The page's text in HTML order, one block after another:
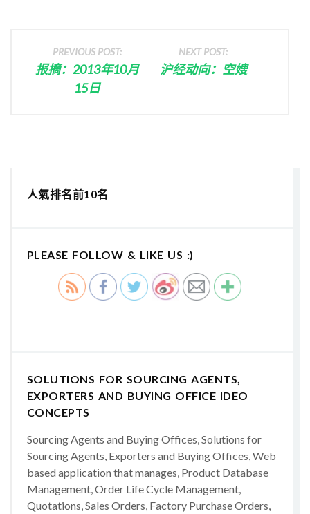
PREVIOUS POST:
报摘：2013年10月
15日
NEXT POST:
沪经动向：空嫂
人氣排名前10名
PLEASE FOLLOW & LIKE US :)
SOLUTIONS FOR SOURCING AGENTS,
EXPORTERS AND BUYING OFFICE IDEO
CONCEPTS
Sourcing Agents and Buying Offices, Solutions for
Sourcing Agents, Exporters and Buying Offices, Web
based application that manages, Product Database
Management, Order Life Cycle Management,
Quotations, Sales Orders, Factory Purchase Orders,